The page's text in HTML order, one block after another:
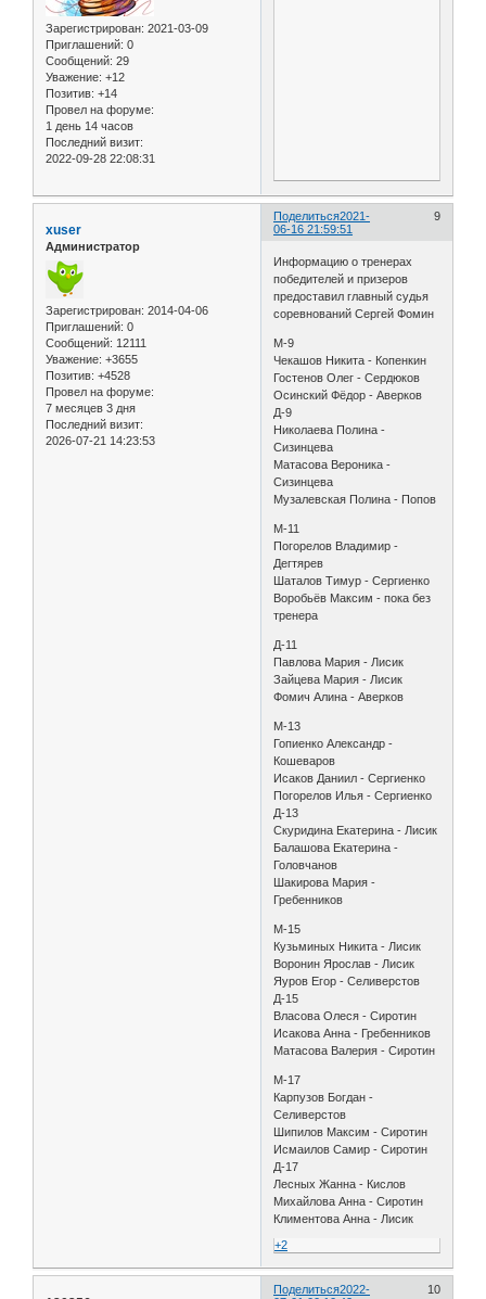
Зарегистрирован: 2021-03-09
Приглашений: 0
Сообщений: 29
Уважение: +12
Позитив: +14
Провел на форуме:
1 день 14 часов
Последний визит:
2022-09-28 22:08:31
Поделиться 9
2021-
06-16 21:59:51
xuser
Администратор
Зарегистрирован: 2014-04-06
Приглашений: 0
Сообщений: 12111
Уважение: +3655
Позитив: +4528
Провел на форуме:
7 месяцев 3 дня
Последний визит:
2026-07-21 14:23:53
Информацию о тренерах
победителей и призеров
предоставил главный судья
соревнований Сергей Фомин
М-9
Чекашов Никита - Копенкин
Гостенов Олег - Сердюков
Осинский Фёдор - Аверков
Д-9
Николаева Полина -
Сизинцева
Матасова Вероника -
Сизинцева
Музалевская Полина - Попов
М-11
Погорелов Владимир -
Дегтярев
Шаталов Тимур - Сергиенко
Воробьёв Максим - пока без
тренера
Д-11
Павлова Мария - Лисик
Зайцева Мария - Лисик
Фомич Алина - Аверков
М-13
Гопиенко Александр -
Кошеваров
Исаков Даниил - Сергиенко
Погорелов Илья - Сергиенко
Д-13
Скуридина Екатерина - Лисик
Балашова Екатерина -
Головчанов
Шакирова Мария -
Гребенников
М-15
Кузьминых Никита - Лисик
Воронин Ярослав - Лисик
Яуров Егор - Селиверстов
Д-15
Власова Олеся - Сиротин
Исакова Анна - Гребенников
Матасова Валерия - Сиротин
М-17
Карпузов Богдан -
Селиверстов
Шипилов Максим - Сиротин
Исмаилов Самир - Сиротин
Д-17
Лесных Жанна - Кислов
Михайлова Анна - Сиротин
Климентова Анна - Лисик
+2
Поделиться 10
2022-